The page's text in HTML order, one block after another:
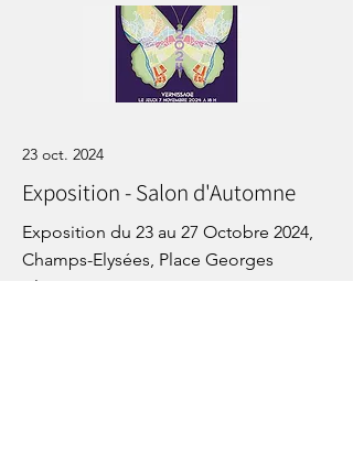
23 oct. 2024
Exposition - Salon d'Automne
Exposition du 23 au 27 Octobre 2024,
Champs-Elysées, Place Georges
Clémenceau, 75008 Paris